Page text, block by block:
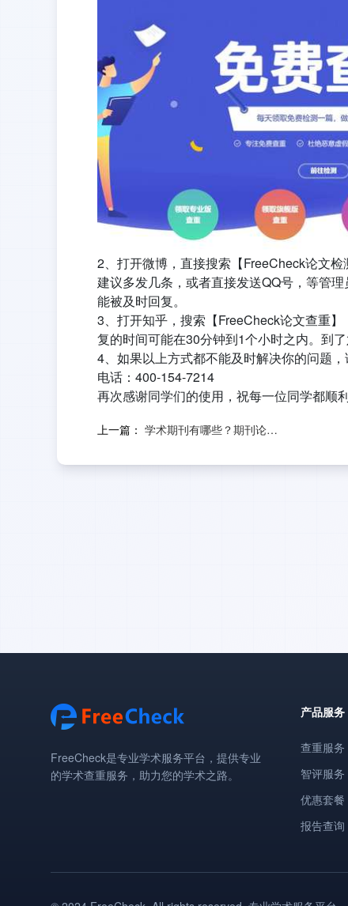
2、 打开微博，直接搜索【FreeCheck论文
建议多发几条，或者直接发送QQ号，等管
能被及时回复。
3、打开知乎，搜索【FreeCheck论文查重
复的时间可能在30分钟到1个小时之内。到
4、如果以上方式都不能及时解决你的问题
电话：400-154-7214
再次感谢同学们的使用，祝每一位同学都顺
上一篇： 学术期刊有哪些？期刊论文格式的要求？
FreeCheck是专业学术服务平台，提供专业
的学术查重服务，助力您的学术之路。
产品服务
查重服务
智评服务
优惠套餐
报告查询